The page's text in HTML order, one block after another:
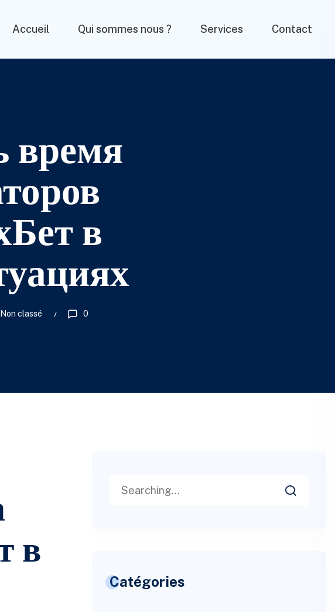
Accueil Qui sommes nous ? Services Contact
время
в
Non classé 0
в
Catégories